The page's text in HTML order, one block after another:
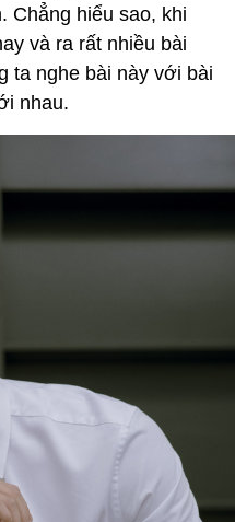
Chẳng hiểu sao, khi
và ra rất nhiều bài
ta nghe bài này với bài
nhau.